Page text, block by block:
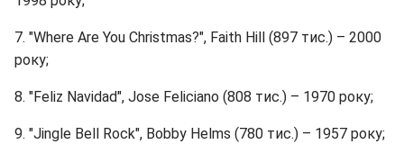
7. "Where Are You Christmas?", Faith Hill (897 тис.) – 2000
року;
8. "Feliz Navidad", Jose Feliciano (808 тис.) – 1970 року;
9. "Jingle Bell Rock", Bobby Helms (780 тис.) – 1957 року;